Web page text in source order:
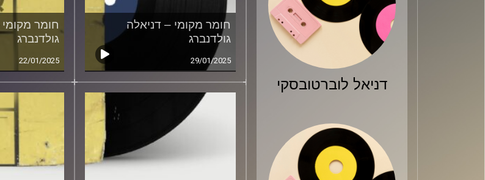
דניאל לוברטובסקי
חומר מקומי – דניאלה
גולדנברג
29/01/2025
חומר
גולדנברג
22/01/2025